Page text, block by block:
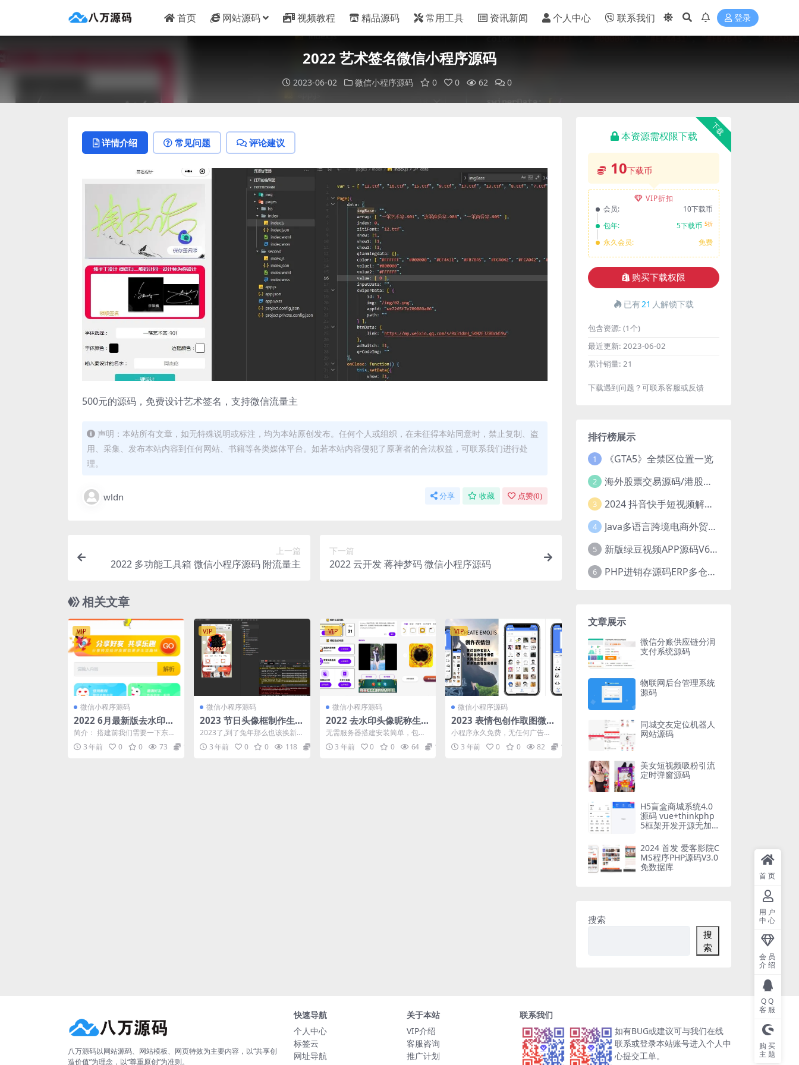
首页 网站源码 视频教程 精品源码 常用工具 资讯新闻 个人中心 联系我们 登录
2022 艺术签名微信小程序源码
2023-06-02 微信小程序源码 0 0 62 0
详情介绍 常见问题 评论建议
500元的源码，免费设计艺术签名，支持微信流量主
声明：本站所有文章，如无特殊说明或标注，均为本站原创发布。任何个人或组织，在未征得本站同意时，禁止复制、盗
用、采集、发布本站内容到任何网站、书籍等各类媒体平台。如若本站内容侵犯了原著者的合法权益，可联系我们进行处
理。
wldn 分享 收藏 点赞(0)
上一篇
2022 多功能工具箱 微信小程序源码 附流量主
下一篇
2022 云开发 蒋神梦码 微信小程序源码
相关文章
VIP
微信小程序源码
2022 6月最新版去水印小
程序源码
简介： 搭建前我们需要一下东
西： 第一个：一台服务器（国内
外都可以） 第二个：一...
3 年前 0 0 73 10
VIP
微信小程序源码
2023 节日头像框制作生成
微信小程序源码 附流量主
2023了,到了兔年那么也该换新的
头像框拉 今天给大家带来兔年的
头像框制作小程序...
3 年前 0 0 118
VIP
微信小程序源码
2022 去水印头像昵称生成
外卖工具箱微信小程序源
码
无需服务器搭建安装简单，包含
头像框制作功能，各大短视频去
水印（接口完全免费，用了...
3 年前 0 0 64 10
VIP
微信小程序源码
2023 表情包创作取图微信
小程序源码 附流量主
小程序永久免费，无任何广告，
无任何违规功能！ 小程序具备以
下功能有： 支持创作者...
3 年前 0 0 82 10
下载
本资源需权限下载
10下载币
VIP折扣
会员:
10下载币
包年:
5下载币 5折
永久会员: 免费
购买下载权限
已有21 人解锁下载
包含资源: (1个)
最近更新: 2023-06-02
累计销量: 21
下载遇到问题？可联系客服或反馈
排行榜展示
1 《GTA5》全禁区位置一览
2 海外股票交易源码/港股泰股/美股源码/印度股源码/马拉西亚股票源码/国际股票配资
3 2024 抖音快手短视频解析去水印php源码
4 Java多语言跨境电商外贸商城TikToKshop内嵌商城I商家入驻I一键铺
5 新版绿豆视频APP源码V6.6 免授权插件版
6 PHP进销存源码ERP多仓库管理系统 手机版进销存 php网络版进销存小程序
文章展示
微信分账供应链分润
支付系统源码
物联网后台管理系统
源码
同城交友定位机器人
网站源码
美女短视频吸粉引流
定时弹窗源码
H5盲盒商城系统4.0
源码 vue+thinkphp
5框架开发开源无加
2024 首发 爱客影院C
MS程序PHP源码V3.0
免数据库
搜索
搜
索
八万源码以网站源码、网站模板、网页特效为主要内容，以“共享创
造价值”为理念，以“尊重原创”为准则。
快速导航
个人中心
标签云
网址导航
关于本站
VIP介绍
客服咨询
推广计划
联系我们
如有BUG或建议可与我们在线
联系或登录本站账号进入个人中
心提交工单。
首页
用户
中心
会员
介绍
QQ
客服
购买
主题